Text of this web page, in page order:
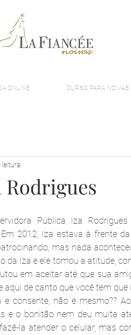
ONLINE CURSO PARA NOIVAS
Rodrigues
leitura
Pública Iza
2012, Iza estava à frente
mas nada
da Iza e ele tomou a atitude,
em aceitar até que sua
de canto que você tem que
consente, não é mesmo??
e o bonitão nem deu muita
la atender o celular, mas